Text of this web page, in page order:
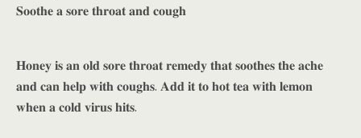
𝐒𝐨𝐨𝐭𝐡𝐞 𝐚 𝐬𝐨𝐫𝐞 𝐭𝐡𝐫𝐨𝐚𝐭 𝐚𝐧𝐝 𝐜𝐨𝐮𝐠𝐡
𝐇𝐨𝐧𝐞𝐲 𝐢𝐬 𝐚𝐧 𝐨𝐥𝐝 𝐬𝐨𝐫𝐞 𝐭𝐡𝐫𝐨𝐚𝐭 𝐫𝐞𝐦𝐞𝐝𝐲 𝐭𝐡𝐚𝐭 𝐬𝐨𝐨𝐭𝐡𝐞𝐬 𝐭𝐡𝐞 𝐚𝐜𝐡𝐞
𝐚𝐧𝐝 𝐜𝐚𝐧 𝐡𝐞𝐥𝐩 𝐰𝐢𝐭𝐡 𝐜𝐨𝐮𝐠𝐡𝐬. 𝐀𝐝𝐝 𝐢𝐭 𝐭𝐨 𝐡𝐨𝐭 𝐭𝐞𝐚 𝐰𝐢𝐭𝐡 𝐥𝐞𝐦𝐨𝐧
𝐰𝐡𝐞𝐧 𝐚 𝐜𝐨𝐥𝐝 𝐯𝐢𝐫𝐮𝐬 𝐡𝐢𝐭𝐬.